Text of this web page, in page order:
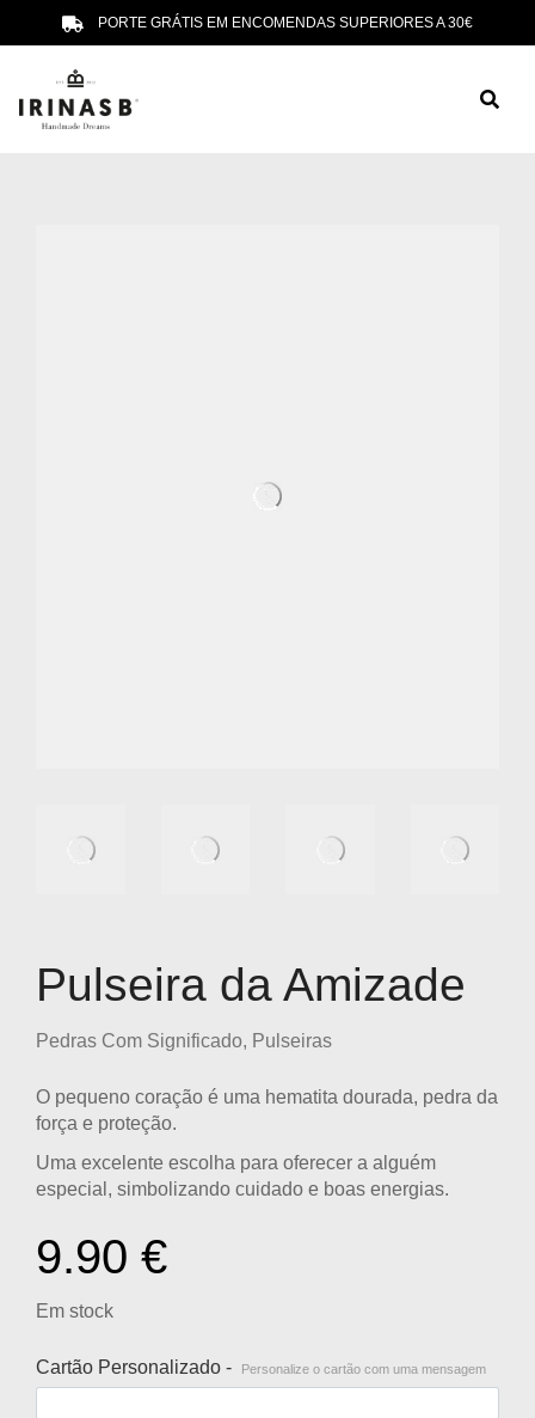
PORTE GRÁTIS EM ENCOMENDAS SUPERIORES A 30€
Pulseira da Amizade
Pedras Com Significado, Pulseiras
O pequeno coração é uma hematita dourada, pedra da
força e proteção.
Uma excelente escolha para oferecer a alguém
especial, simbolizando cuidado e boas energias.
9.90 €
Em stock
Cartão Personalizado - Personalize o cartão com uma mensagem